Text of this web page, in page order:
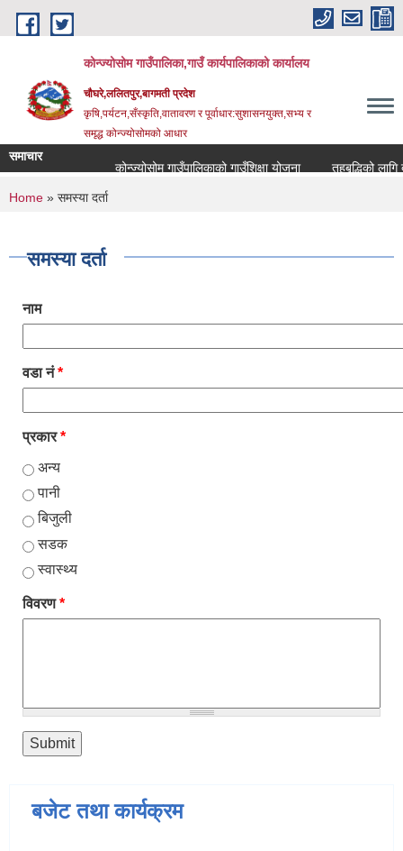
Skip to main content
कोन्ज्योसोम गाउँपालिका,गाउँ कार्यपालिकाको कार्यालय
चौघरे,ललितपुर,बागमती प्रदेश
कृषि,पर्यटन,सँस्कृति,वातावरण र पूर्वाधार:सुशासनयुक्त,सभ्य र
समृद्ध कोन्ज्योसोमको आधार
समाचार
कोन्ज्योसोम गाउँपालिकाको गाउँशिक्षा योजना
तहबृद्धिको लागि
You are here
Home » समस्या दर्ता
समस्या दर्ता
नाम
वडा नं*
प्रकार*
अन्य
पानी
बिजुली
सडक
स्वास्थ्य
विवरण*
बजेट तथा कार्यक्रम